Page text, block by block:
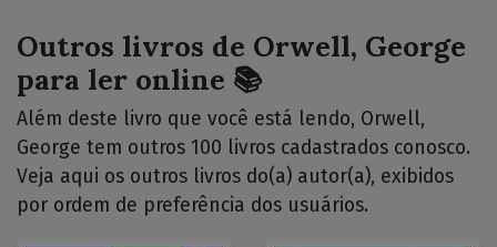
Outros livros de Orwell, George
para ler online 📚
Além deste livro que você está lendo, Orwell,
George tem outros 100 livros cadastrados conosco.
Veja aqui os outros livros do(a) autor(a), exibidos
por ordem de preferência dos usuários.